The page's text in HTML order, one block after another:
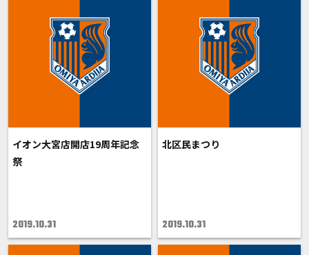
イオン大宮店開店19周年記念
祭
2019.10.31
北区民まつり
2019.10.31